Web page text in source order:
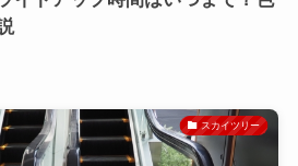
スカイツリー